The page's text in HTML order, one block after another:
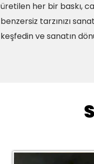
üretilen her bir baskı,
benzersiz tarzınızı
keşfedin ve sanatın